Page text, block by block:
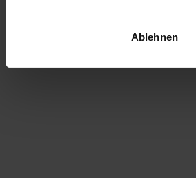
Ablehnen